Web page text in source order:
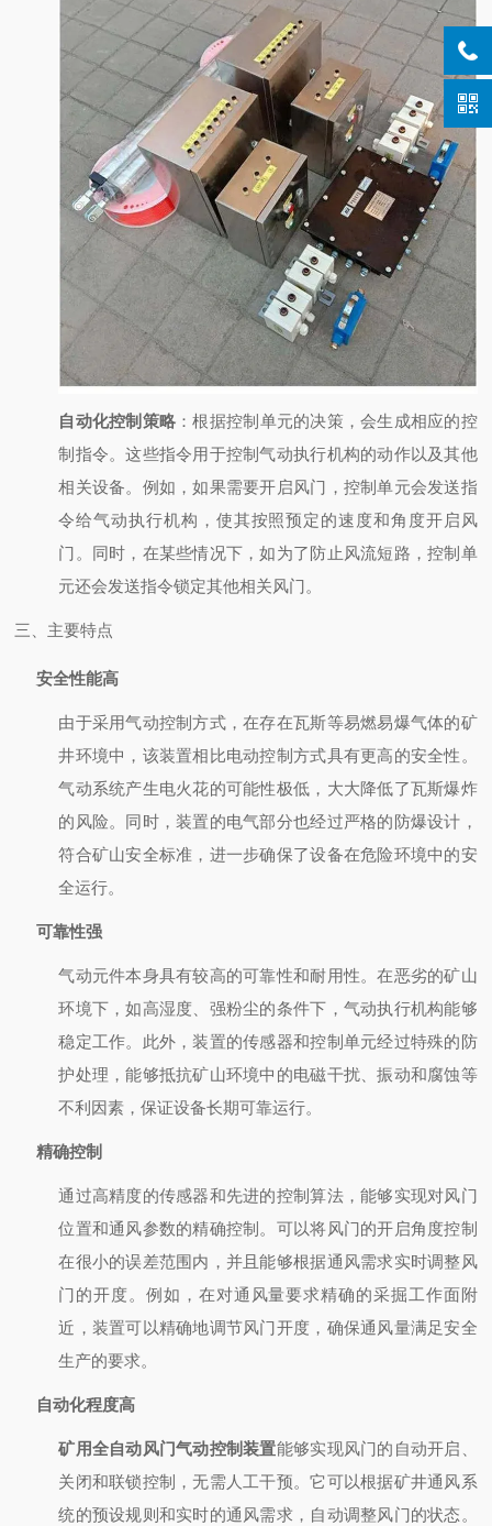
自动化控制策略 ：根据控制单元的决策，会生成相应的控
制指令。这些指令用于控制气动执行机构的动作以及其他
相关设备。例如，如果需要开启风门，控制单元会发送指
令给气动执行机构，使其按照预定的速度和角度开启风
门。同时，在某些情况下，如为了防止风流短路，控制单
元还会发送指令锁定其他相关风门。
三、主要特点
安全性能高
由于采用气动控制方式，在存在瓦斯等易燃易爆气体的矿
井环境中，该装置相比电动控制方式具有更高的安全性。
气动系统产生电火花的可能性极低，大大降低了瓦斯爆炸
的风险。同时，装置的电气部分也经过严格的防爆设计，
符合矿山安全标准，进一步确保了设备在危险环境中的安
全运行。
可靠性强
气动元件本身具有较高的可靠性和耐用性。在恶劣的矿山
环境下，如高湿度、强粉尘的条件下，气动执行机构能够
稳定工作。此外，装置的传感器和控制单元经过特殊的防
护处理，能够抵抗矿山环境中的电磁干扰、振动和腐蚀等
不利因素，保证设备长期可靠运行。
精确控制
通过高精度的传感器和先进的控制算法，能够实现对风门
位置和通风参数的精确控制。可以将风门的开启角度控制
在很小的误差范围内，并且能够根据通风需求实时调整风
门的开度。例如，在对通风量要求精确的采掘工作面附
近，装置可以精确地调节风门开度，确保通风量满足安全
生产的要求。
自动化程度高
矿用全自动风门气动控制装置能够实现风门的自动开启、
关闭和联锁控制，无需人工干预。它可以根据矿井通风系
统的预设规则和实时的通风需求，自动调整风门的状态。